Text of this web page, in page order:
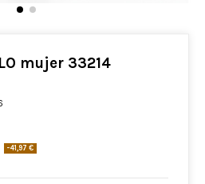
mujer 33214
-41,97 €